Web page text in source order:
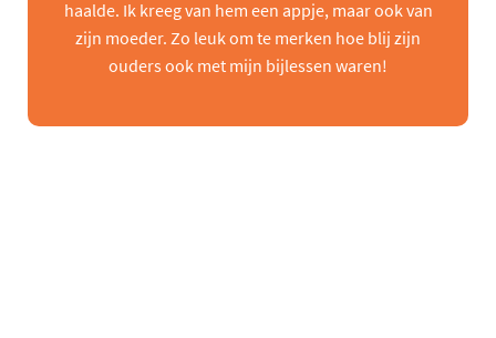
haalde. Ik kreeg van hem een appje, maar ook van
zijn moeder. Zo leuk om te merken hoe blij zijn
ouders ook met mijn bijlessen waren!